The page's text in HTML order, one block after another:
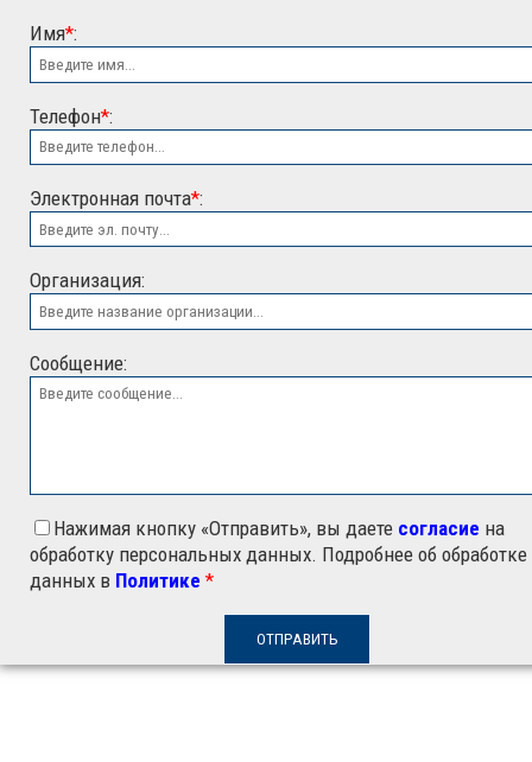
ООО "ЭСК"
Имя*:
Телефон*:
Электронная почта*:
Организация:
Сообщение:
Нажимая кнопку «Отправить», вы даете согласие на
обработку персональных данных. Подробнее об обработке
данных в Политике *